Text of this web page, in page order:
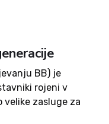
BB) je
rojeni v
velike zasluge za